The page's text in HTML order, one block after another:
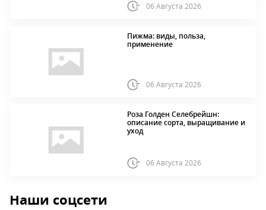
06 Августа 2026
Пижма: виды, польза,
применение
06 Августа 2026
Роза Голден Селебрейшн:
описание сорта, выращивание и
уход
06 Августа 2026
Наши соцсети